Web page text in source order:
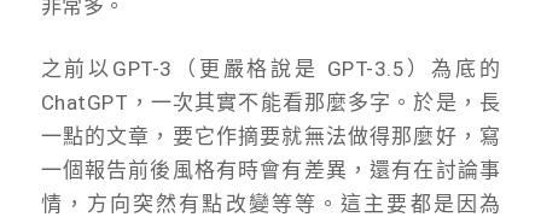
非常多。
之前以GPT-3（更嚴格說是 GPT-3.5）為底的
ChatGPT，一次其實不能看那麼多字。於是，長
一點的文章，要它作摘要就無法做得那麼好，寫
一個報告前後風格有時會有差異，還有在討論事
情，方向突然有點改變等等。這主要都是因為